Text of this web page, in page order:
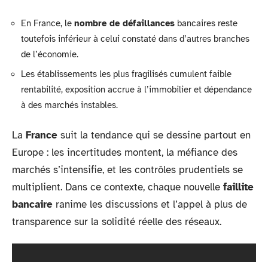
En France, le nombre de défaillances bancaires reste
toutefois inférieur à celui constaté dans d’autres branches
de l’économie.
Les établissements les plus fragilisés cumulent faible
rentabilité, exposition accrue à l’immobilier et dépendance
à des marchés instables.
La France suit la tendance qui se dessine partout en
Europe : les incertitudes montent, la méfiance des
marchés s’intensifie, et les contrôles prudentiels se
multiplient. Dans ce contexte, chaque nouvelle faillite
bancaire ranime les discussions et l’appel à plus de
transparence sur la solidité réelle des réseaux.